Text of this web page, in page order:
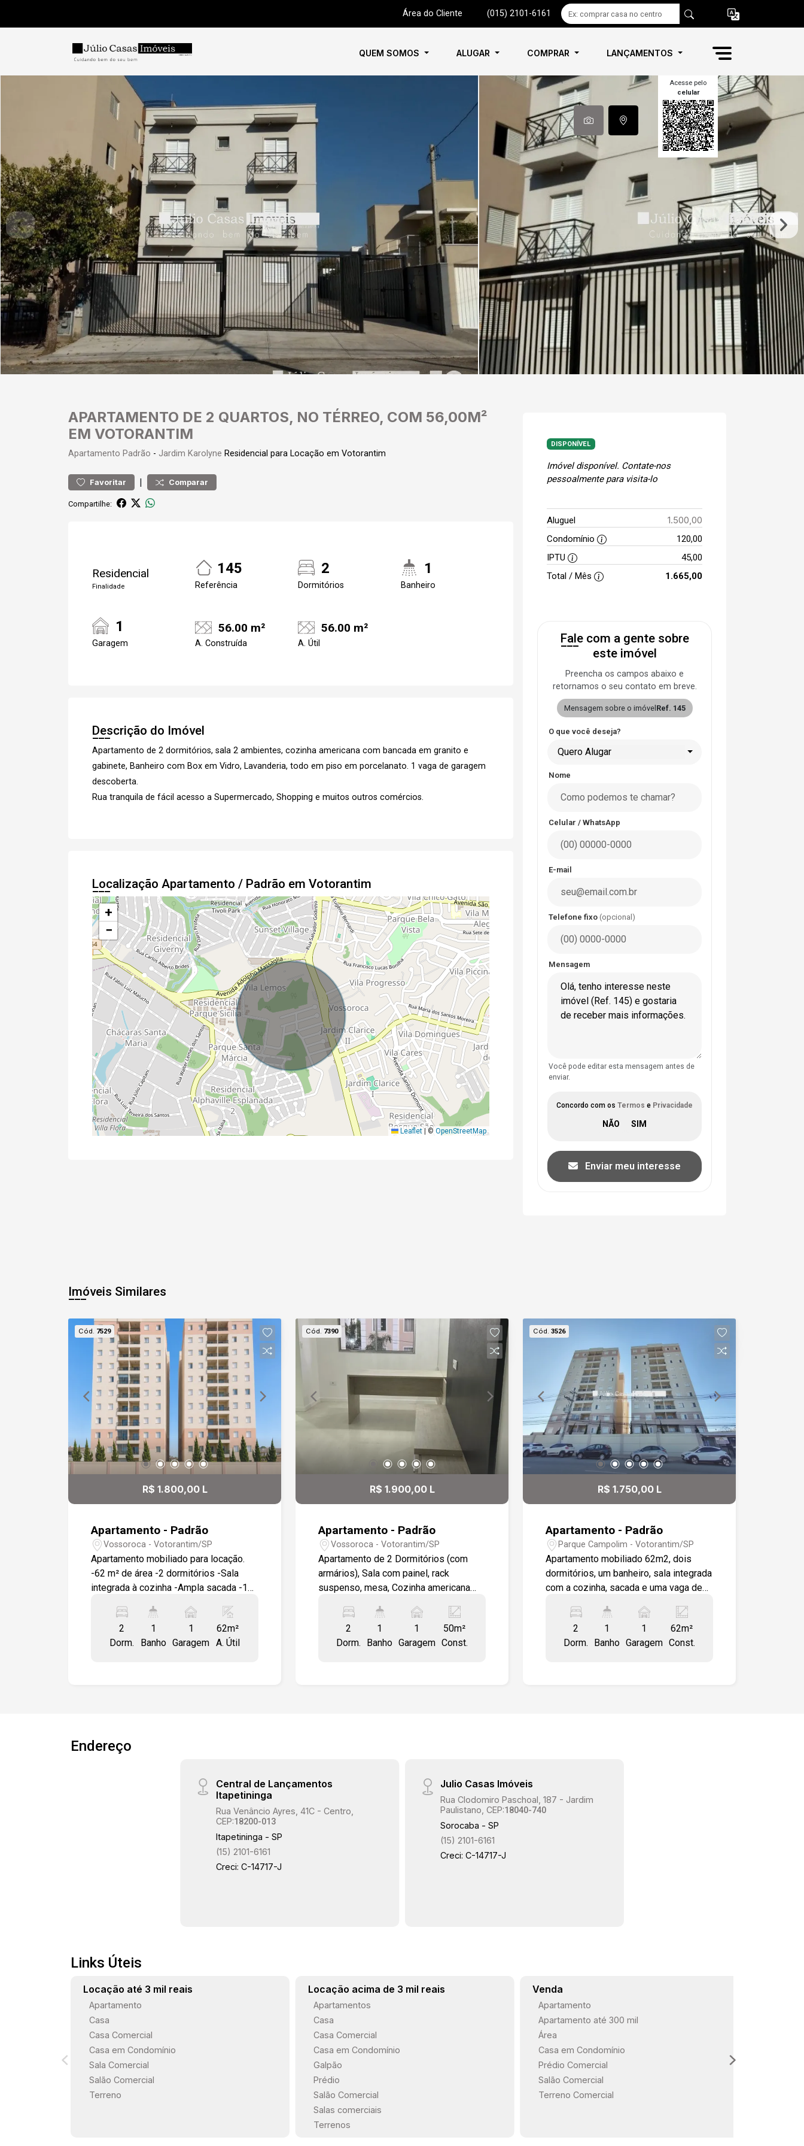
Área do Cliente (015) 2101-6161
QUEM SOMOS ALUGAR COMPRAR LANÇAMENTOS
Acesse pelo
celular
APARTAMENTO DE 2 QUARTOS, NO TÉRREO, COM 56,00M²
EM VOTORANTIM
Apartamento Padrão - Jardim Karolyne Residencial para Locação em Votorantim
Favoritar | Comparar
Compartilhe:
Residencial
Finalidade
145
Referência
2
Dormitórios
1
Banheiro
1
Garagem
56.00 m²
A. Construída
56.00 m²
A. Útil
Descrição do Imóvel
Apartamento de 2 dormitórios, sala 2 ambientes, cozinha americana com bancada em granito e
gabinete, Banheiro com Box em Vidro, Lavanderia, todo em piso em porcelanato. 1 vaga de garagem
descoberta.
Rua tranquila de fácil acesso a Supermercado, Shopping e muitos outros comércios.
Localização Apartamento / Padrão em Votorantim
+
−
Leaflet © OpenStreetMap
DISPONÍVEL
Imóvel disponível. Contate-nos
pessoalmente para visita-lo
Aluguel 1.500,00
Condomínio
120,00
IPTU
45,00
Total / Mês
1.665,00
Fale com a gente sobre
este imóvel
Preencha os campos abaixo e
retornamos o seu contato em breve.
Mensagem sobre o imóvel Ref. 145
O que você deseja?
Quero Alugar
Nome
Celular / WhatsApp
E-mail
Telefone fixo (opcional)
Mensagem
Você pode editar esta mensagem antes de
enviar.
Concordo com os Termos e Privacidade
Enviar meu interesse
Imóveis Similares
Cód. 7529
R$ 1.800,00 L
Apartamento - Padrão
Vossoroca - Votorantim/SP
Apartamento mobiliado para locação.
-62 m² de área -2 dormitórios -Sala
integrada à cozinha -Ampla sacada -1
32` -Fogão -Micro-ondas -Geladeira -
Máquina de lavar roupas -Sofá -
Cortinas -Armários planejados em 1
contato para mais informações ou
2
Dorm.
1
Banho
1
Garagem
62m²
A. Útil
Cód. 7390
R$ 1.900,00 L
Apartamento - Padrão
Vossoroca - Votorantim/SP
Apartamento de 2 Dormitórios (com
armários), Sala com painel, rack
suspenso, mesa, Cozinha americana
exaustor, pia em mármore preto,
Lavanderia com armários, gabinete,
Banheiro com box de vidro, azulejado
2
Dorm.
1
Banho
1
Garagem
50m²
Const.
Cód. 3526
R$ 1.750,00 L
Apartamento - Padrão
Parque Campolim - Votorantim/SP
Apartamento mobiliado 62m2, dois
dormitórios, um banheiro, sala integrada
com a cozinha, sacada e uma vaga de
apartamento: uma TV 32`, sofá, mesa
com duas cadeiras, cortinas, guarda
roupa e cama casal nos dois quartos,
2
Dorm.
1
Banho
1
Garagem
62m²
Const.
Endereço
Central de Lançamentos
Itapetininga
Rua Venâncio Ayres, 41C - Centro,
CEP:18200-013
Itapetininga - SP
(15) 2101-6161
Creci: C-14717-J
Julio Casas Imóveis
Rua Clodomiro Paschoal, 187 - Jardim
Paulistano, CEP:18040-740
Sorocaba - SP
(15) 2101-6161
Creci: C-14717-J
Links Úteis
Locação até 3 mil reais
Apartamento
Casa
Casa Comercial
Casa em Condomínio
Sala Comercial
Salão Comercial
Terreno
Locação acima de 3 mil reais
Apartamentos
Casa
Casa Comercial
Casa em Condomínio
Galpão
Prédio
Salão Comercial
Salas comerciais
Terrenos
Venda
Apartamento
Apartamento até 300 mil
Área
Casa em Condomínio
Prédio Comercial
Salão Comercial
Terreno Comercial